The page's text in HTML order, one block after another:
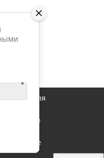
*
Метрика для
с